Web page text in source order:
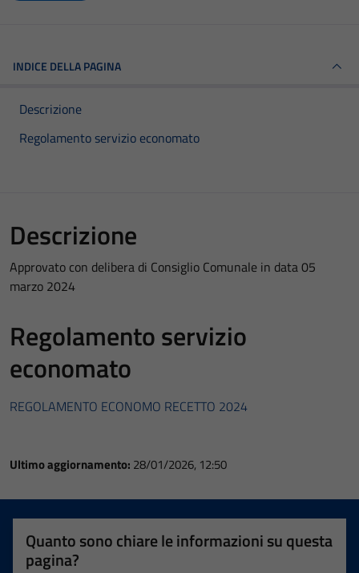
INDICE DELLA PAGINA
Descrizione
Regolamento servizio economato
Descrizione
Approvato con delibera di Consiglio Comunale in data 05
marzo 2024
Regolamento servizio
economato
REGOLAMENTO ECONOMO RECETTO 2024
Ultimo aggiornamento: 28/01/2026, 12:50
Quanto sono chiare le informazioni su questa
pagina?